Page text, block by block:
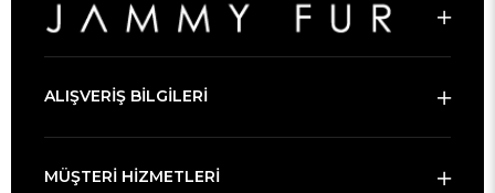
ALIŞVERİŞ BİLGİLERİ
MÜŞTERİ HİZMETLERİ